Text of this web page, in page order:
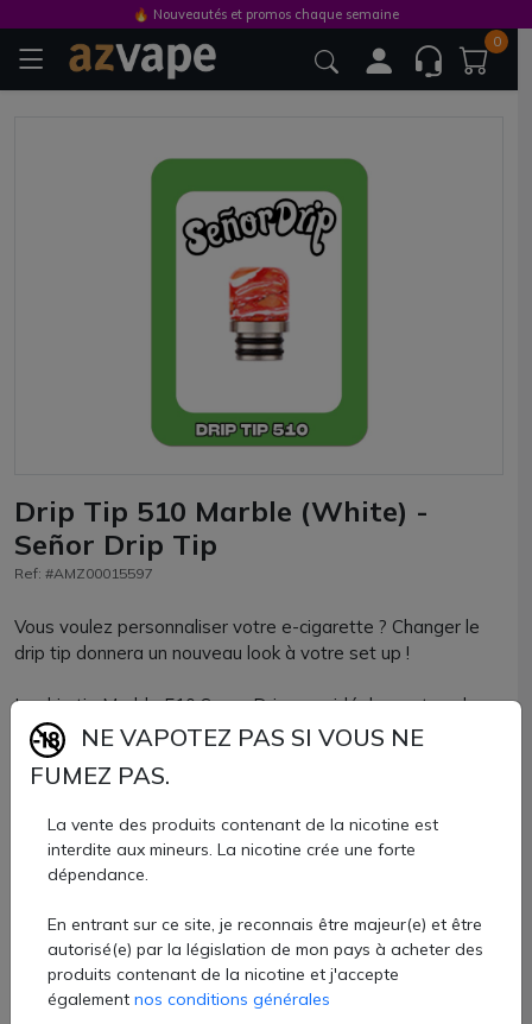
0
Drip Tip 510 Marble (White) -
Señor Drip Tip
Ref: #AMZ00015597
Vous voulez personnaliser votre e-cigarette ? Changer le
drip tip donnera un nouveau look à votre set up !
Le drip tip Marble 510 Senor Drip sera idéal avec tous les
clearomiseurs et atomiseurs compatibles avec un embout
de format 510.
que ses 2 joints toriques pour un maintien renforcé.
Drip tip Senor Drip 510 vendu à l'unité chez AZVape e-
cigarette.
3,40 €
Quantité
🔥 Nouveautés et promos chaque semaine
NE VAPOTEZ PAS SI VOUS NE
FUMEZ PAS.
La vente des produits contenant de la nicotine est
interdite aux mineurs. La nicotine crée une forte
dépendance.
En entrant sur ce site, je reconnais être majeur(e) et être
autorisé(e) par la législation de mon pays à acheter des
produits contenant de la nicotine et j'accepte
également nos conditions générales